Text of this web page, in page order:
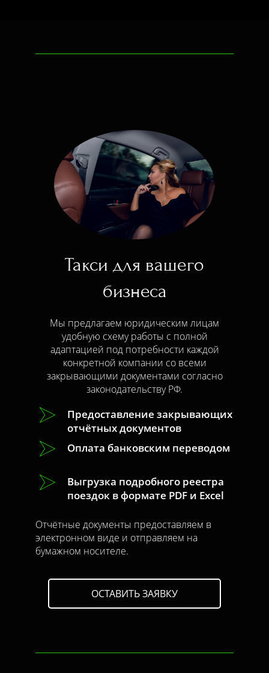
Такси для вашего
бизнеса
Мы предлагаем юридическим лицам
удобную схему работы с полной
адаптацией под потребности каждой
конкретной компании со всеми
закрывающими документами согласно
законодательству РФ.
Предоставление закрывающих
отчётных документов
Оплата банковским переводом
Выгрузка подробного реестра
поездок в формате PDF и Excel
Отчётные документы предоставляем в
электронном виде и отправляем на
бумажном носителе.
ОСТАВИТЬ ЗАЯВКУ